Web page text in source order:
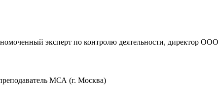
эксперт по контролю деятельности, директор ООО
МСА (г. Москва)